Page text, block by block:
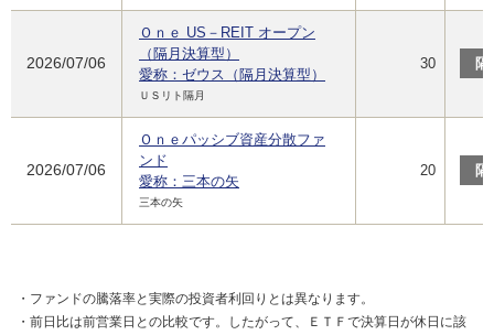
2026/07/06
Ｏｎｅ US－REIT オープン
（隔月決算型）
愛称：ゼウス（隔月決算型）
ＵＳリト隔月
30 隔
2026/07/06
Ｏｎｅパッシブ資産分散ファ
ンド
愛称：三本の矢
三本の矢
20 隔
・ファンドの騰落率と実際の投資者利回りとは異なります。
・前日比は前営業日との比較です。したがって、ＥＴＦで決算日が休日に該